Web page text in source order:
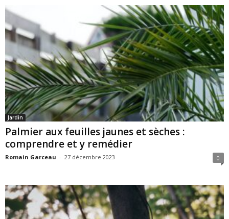
Jardin
Palmier aux feuilles jaunes et sèches :
comprendre et y remédier
Romain Garceau - 27 décembre 2023 0